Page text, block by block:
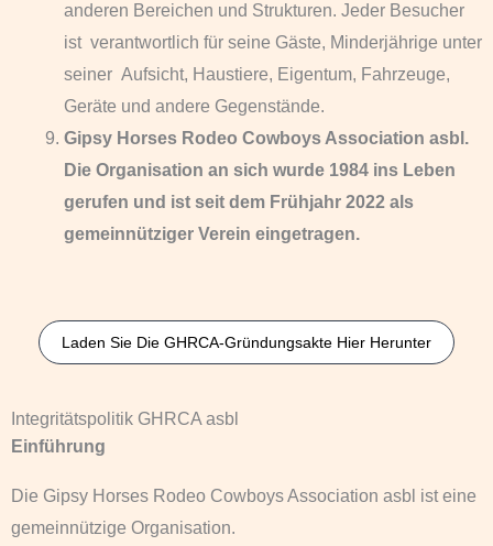
anderen Bereichen und Strukturen. Jeder Besucher
ist verantwortlich für seine Gäste, Minderjährige unter
seiner Aufsicht, Haustiere, Eigentum, Fahrzeuge,
Geräte und andere Gegenstände.
Gipsy Horses Rodeo Cowboys Association asbl.
Die Organisation an sich wurde 1984 ins Leben
gerufen und ist seit dem Frühjahr 2022 als
gemeinnütziger Verein eingetragen.
Laden Sie Die GHRCA-Gründungsakte Hier Herunter
Integritätspolitik GHRCA asbl
Einführung
Die Gipsy Horses Rodeo Cowboys Association asbl ist eine
gemeinnützige Organisation.